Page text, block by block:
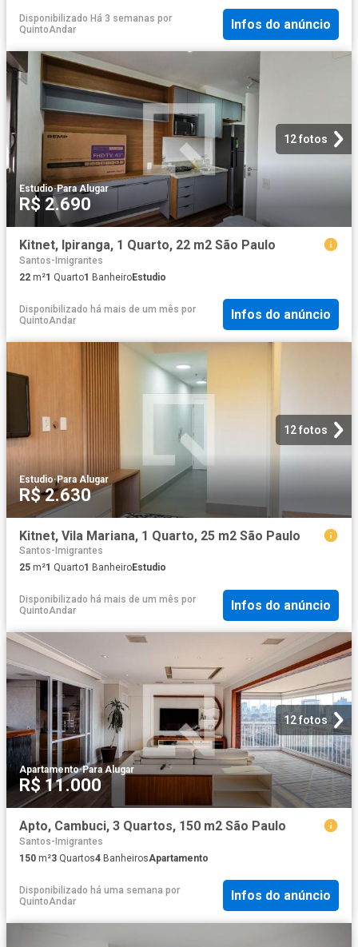
Disponibilizado Há 3 semanas por
QuintoAndar
Infos do anúncio
12 fotos
Estudio·Para Alugar
R$ 2.690
Kitnet, Ipiranga, 1 Quarto, 22 m2 São Paulo
Santos-Imigrantes
22 m²1 Quarto1 BanheiroEstudio
Disponibilizado há mais de um mês por
QuintoAndar
Infos do anúncio
12 fotos
Estudio·Para Alugar
R$ 2.630
Kitnet, Vila Mariana, 1 Quarto, 25 m2 São Paulo
Santos-Imigrantes
25 m²1 Quarto1 BanheiroEstudio
Disponibilizado há mais de um mês por
QuintoAndar
Infos do anúncio
12 fotos
Apartamento·Para Alugar
R$ 11.000
Apto, Cambuci, 3 Quartos, 150 m2 São Paulo
Santos-Imigrantes
150 m²3 Quartos4 BanheirosApartamento
Disponibilizado há uma semana por
QuintoAndar
Infos do anúncio